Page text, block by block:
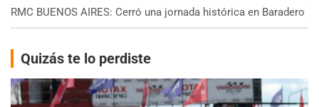
RMC BUENOS AIRES: Cerró una jornada histórica en Baradero
Quizás te lo perdiste